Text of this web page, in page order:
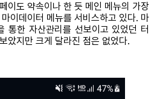
이도 약속이나 한 듯 메인 메뉴의 가장
이데이터 메뉴를 서비스하고 있다. 마
통한 자산관리를 선보이고 있었던 터
았지만 크게 달라진 점은 없었다.